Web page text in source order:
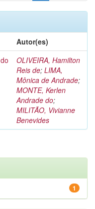
Autor(es)
OLIVEIRA, Hamilton
Reis de; LIMA,
Mônica de Andrade;
MONTE, Kerlen
Andrade do;
MILITÃO, Vivianne
Benevides
1